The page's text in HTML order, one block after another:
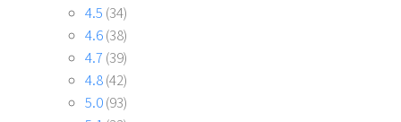
4.5 (34)
4.6(38)
4.7 (39)
4.8(42)
5.0(93)